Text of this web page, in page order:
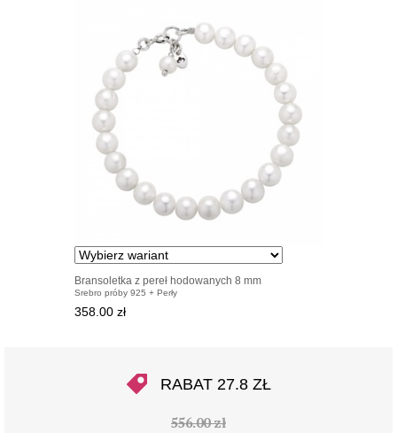
Bransoletka z pereł hodowanych 8 mm
Srebro próby 925 + Perły
358.00 zł
RABAT 27.8 ZŁ
556.00 zł